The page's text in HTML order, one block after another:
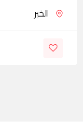
الخبر